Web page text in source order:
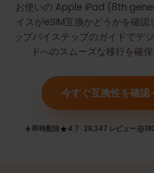
お使いの Apple iPad (8th
イスがeSIM互換かどうかを確認
ップバイステップのガイドでデ
ドへのスムーズな移行を確保
今すぐ互換性を確認
即時配信 4.7 · 28,347 レビュー